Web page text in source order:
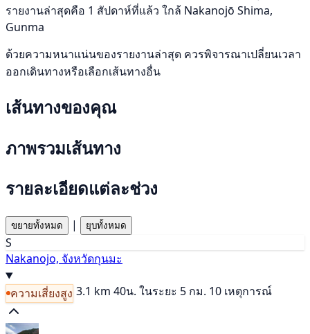
รายงานล่าสุดคือ 1 สัปดาห์ที่แล้ว ใกล้ Nakanojō Shima,
Gunma
ด้วยความหนาแน่นของรายงานล่าสุด ควรพิจารณาเปลี่ยนเวลา
ออกเดินทางหรือเลือกเส้นทางอื่น
เส้นทางของคุณ
ภาพรวมเส้นทาง
รายละเอียดแต่ละช่วง
ขยายทั้งหมด | ยุบทั้งหมด
S
Nakanojo, จังหวัดกุนมะ
ความเสี่ยงสูง 3.1 km 40น. ในระยะ 5 กม. 10 เหตุการณ์